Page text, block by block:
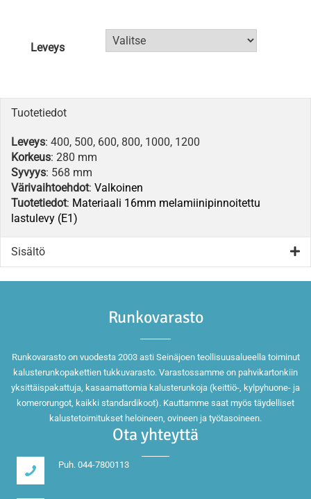
Leveys
Tuotetiedot
Leveys: 400, 500, 600, 800, 1000, 1200
Korkeus: 280 mm
Syvyys: 568 mm
Värivaihtoehdot: Valkoinen
Tuotetiedot: Materiaali 16mm melamiinipinnoitettu
lastulevy (E1)
Sisältö
Runkovarasto
Runkovarasto on vuodesta 2003 asti Seinäjoen teollisuusalueella toiminut
kalusterunkopakettien tukkuvarasto. Varastossamme on pahvikartonkiin
yksittäispakattuja, kasaamattomia kalusterunkoja (keittiö-, kylpyhuone- ja
komerorungot, kaikki standardikoot). Kauttamme saat myös täydelliset
kalustetoimitukset heloineen, ovineen ja työtasoineen.
Ota yhteyttä
Puh. 044-7800113